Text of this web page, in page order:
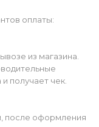
оплаты:
из магазина.
получает чек.
после оформления